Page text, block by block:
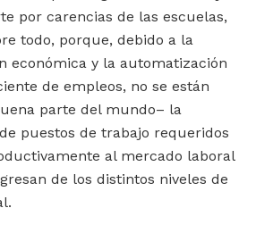
por carencias de las escuelas,
todo, porque, debido a la
económica y la automatización
de empleos, no se están
parte del mundo– la
puestos de trabajo requeridos
al mercado laboral
de los distintos niveles de